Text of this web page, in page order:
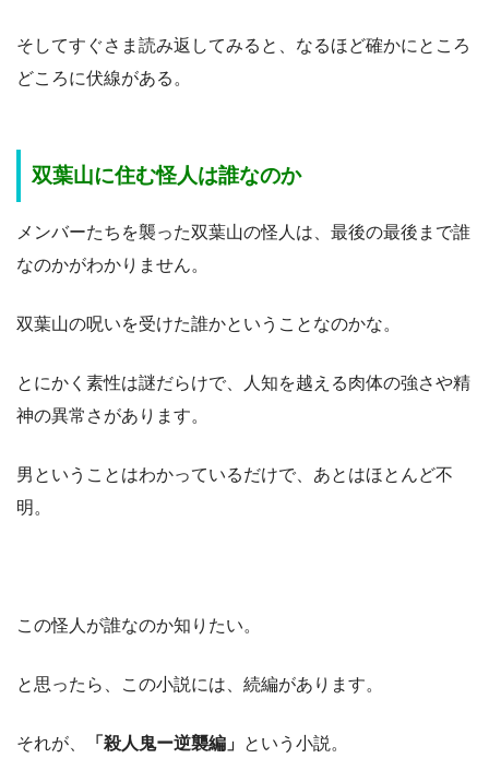
そしてすぐさま読み返してみると、なるほど確かにところ
どころに伏線がある。
双葉山に住む怪人は誰なのか
メンバーたちを襲った双葉山の怪人は、最後の最後まで誰
なのかがわかりません。
双葉山の呪いを受けた誰かということなのかな。
とにかく素性は謎だらけで、人知を越える肉体の強さや精
神の異常さがあります。
男ということはわかっているだけで、あとはほとんど不
明。
この怪人が誰なのか知りたい。
と思ったら、この小説には、続編があります。
それが、 「殺人鬼ー逆襲編」 という小説。